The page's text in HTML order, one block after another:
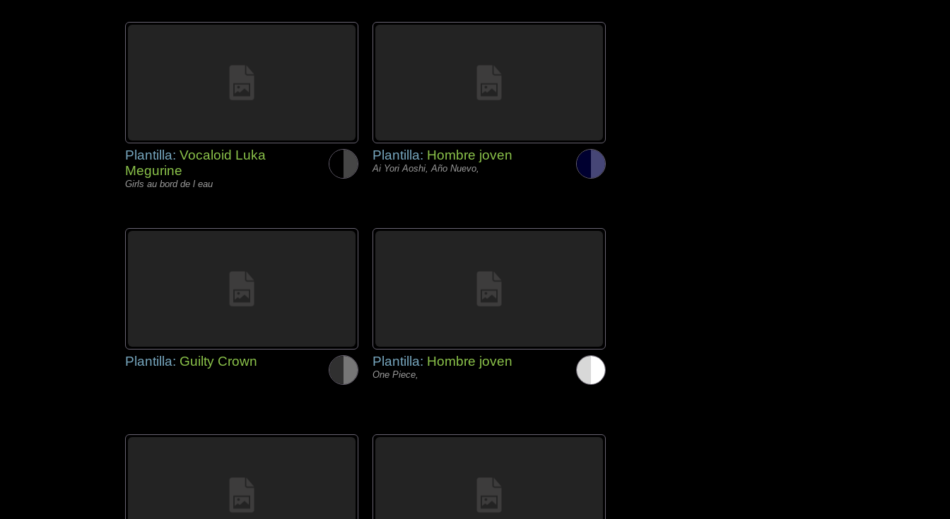
Plantilla: Vocaloid Luka
Megurine
Girls au bord de l eau
Plantilla: Hombre joven
Ai Yori Aoshi, Año Nuevo,
Plantilla: Guilty Crown Plantilla: Hombre joven
One Piece,